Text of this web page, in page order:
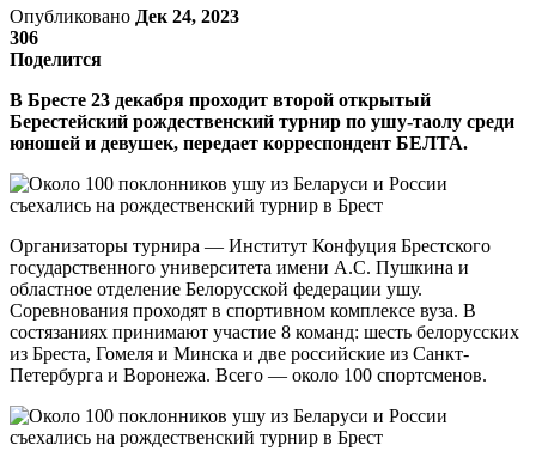
Опубликовано Дек 24, 2023
306
Поделится
В Бресте 23 декабря проходит второй открытый
Берестейский рождественский турнир по ушу-таолу среди
юношей и девушек, передает корреспондент БЕЛТА.
Организаторы турнира — Институт Конфуция Брестского
государственного университета имени А.С. Пушкина и
областное отделение Белорусской федерации ушу.
Соревнования проходят в спортивном комплексе вуза. В
состязаниях принимают участие 8 команд: шесть белорусских
из Бреста, Гомеля и Минска и две российские из Санкт-
Петербурга и Воронежа. Всего — около 100 спортсменов.